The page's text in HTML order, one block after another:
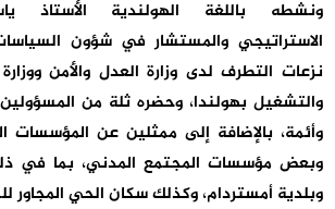
ونشطه باللغة الهولندية الأستاذ
الاستراتيجي والمستشار في شؤون
نزعات التطرف لدى وزارة العدل والأمن
والتشغيل بهولندا، وحضره ثلة من المسؤولين
وأئمة، بالإضافة إلى ممثلين عن المؤسسات
وبعض مؤسسات المجتمع المدني، بما في
وبلدية أمستردام، وكذلك سكان الحي المجاور